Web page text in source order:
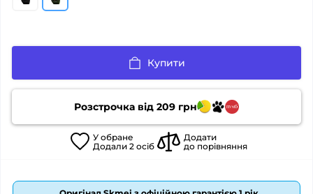
Купити
Розстрочка від 209 грн
У обране
Додали 2осіб
Додати
до порівняння